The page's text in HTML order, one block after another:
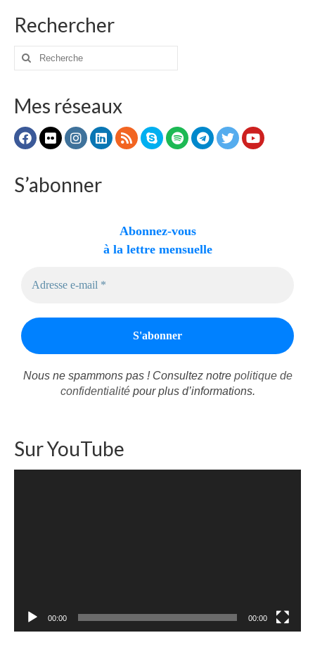
Rechercher
Rechercher
Mes réseaux
S’abonner
Abonnez-vous
à la lettre mensuelle
Nous ne spammons pas ! Consultez notre politique de
confidentialitépour plus d’informations.
Sur YouTube
00:00 00:00